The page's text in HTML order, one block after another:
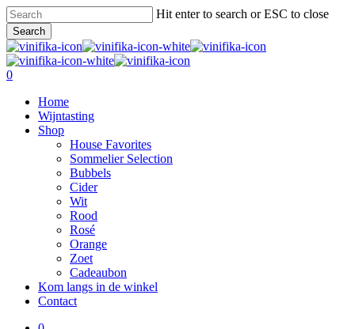
Skip
to
main
content
Hit enter to search or ESC to close
Search
Close
Search
0
Home
Wijntasting
Shop
House Favorites
Sommelier Selection
Bubbels
Cider
Wit
Rood
Rosé
Orange
Zoet
Cadeaubon
Kom langs in de winkel
Contact